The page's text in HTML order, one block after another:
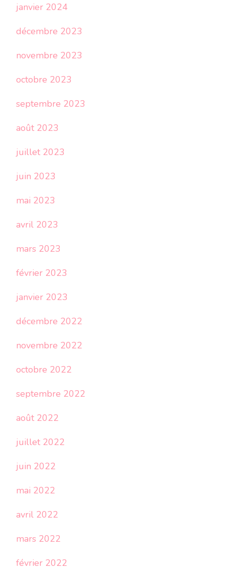
janvier 2024
décembre 2023
novembre 2023
octobre 2023
septembre 2023
août 2023
juillet 2023
juin 2023
mai 2023
avril 2023
mars 2023
février 2023
janvier 2023
décembre 2022
novembre 2022
octobre 2022
septembre 2022
août 2022
juillet 2022
juin 2022
mai 2022
avril 2022
mars 2022
février 2022